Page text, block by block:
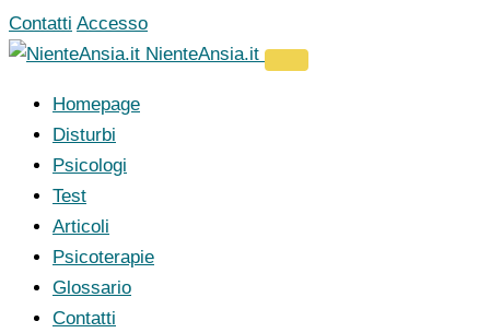
Vai
al
Contatti Accesso
NienteAnsia.it
Homepage
Disturbi
Psicologi
Test
Articoli
Psicoterapie
Glossario
Contatti